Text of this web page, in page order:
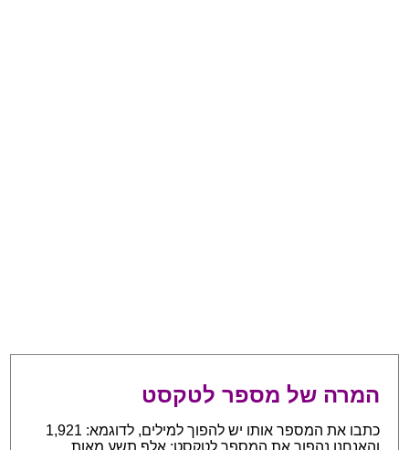
המרה של מספר לטקסט
כתבו את המספר אותו יש להפוך למילים, לדוגמא: 1,921
והאנחנו נהפוך את המספר לטקסט: אלף תשע מאות